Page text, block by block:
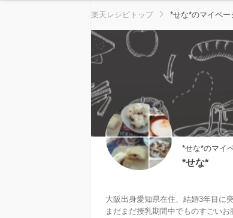
楽天レシピトップ *せな*のマイペー
*せな*のマイ
*せな*
大阪出身愛知県在住、結婚3年目に
まだまだ授乳期間中でものすごい